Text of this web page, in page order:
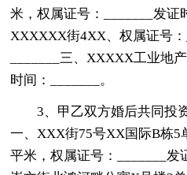
米，权属证号：_______发证
XXXXXX街4XX、权属证号：
_______三、XXXXX工业地
时间：_______。
3、甲乙双方婚后共同投
一、XXX街75号XX国际B栋5
平米，权属证号：_______发